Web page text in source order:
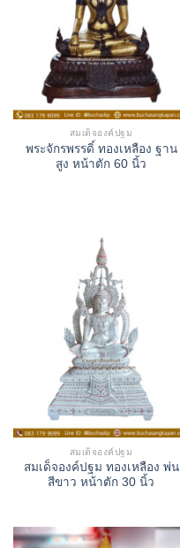
สมเด็จองค์ปฐม
พระจักรพรรดิ์ ทองเหลือง ฐาน
สูง หน้าตัก 60 นิ้ว
สมเด็จองค์ปฐม
สมเด็จองค์ปฐม ทองเหลือง พ่น
สีขาว หน้าตัก 30 นิ้ว